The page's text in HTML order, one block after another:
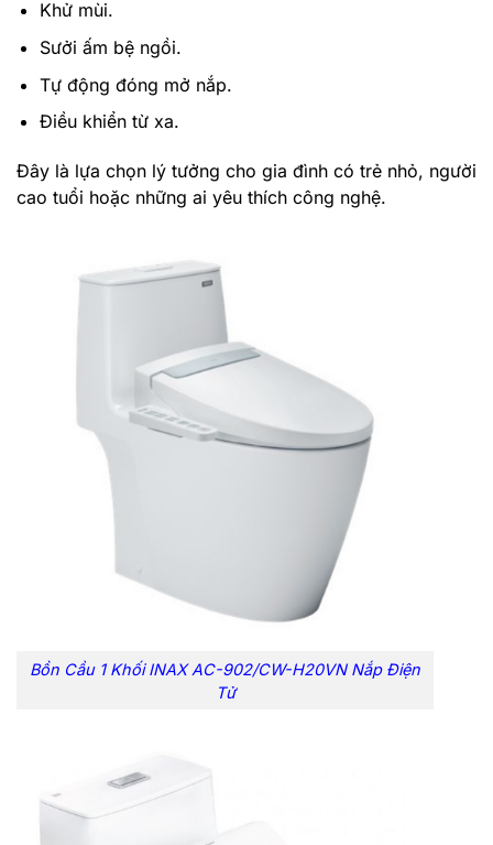
Khử mùi.
Sưởi ấm bệ ngồi.
Tự động đóng mở nắp.
Điều khiển từ xa.
Đây là lựa chọn lý tưởng cho gia đình có trẻ nhỏ, người
cao tuổi hoặc những ai yêu thích công nghệ.
Bồn Cầu 1 Khối INAX AC-902/CW-H20VN Nắp Điện
Tử